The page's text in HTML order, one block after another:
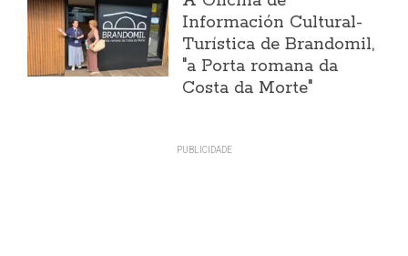
Información Cultural-
Turística de Brandomil,
"a Porta romana da
Costa da Morte"